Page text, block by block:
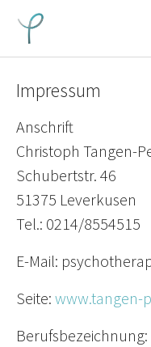
Skip to main navigation
Skip to main content
Skip to page footer
Impressum
Anschrift
Christoph Tangen-
Schubertstr. 46
51375 Leverkusen
Tel.: 0214/8554515
E-Mail:
Seite: www.tangen-